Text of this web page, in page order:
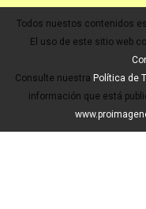
Todos nuestos contenidos
El uso de este sitio web
Consulte nuestra Política de
información que está